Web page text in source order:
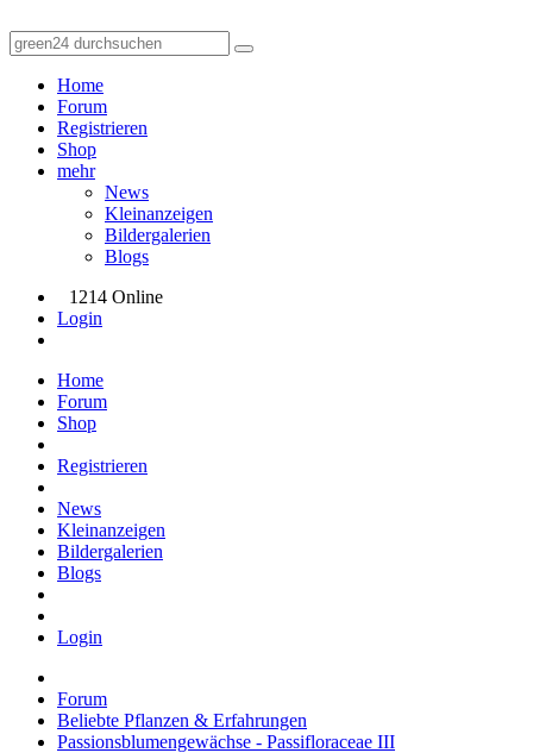
Home
Forum
Registrieren
Shop
mehr
News
Kleinanzeigen
Bildergalerien
Blogs
1214 Online
Login
Home
Forum
Shop
Registrieren
News
Kleinanzeigen
Bildergalerien
Blogs
Login
Forum
Beliebte Pflanzen & Erfahrungen
Passionsblumengewächse - Passifloraceae III